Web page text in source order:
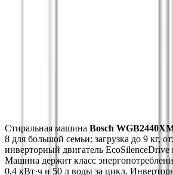
Стиральная машина Bosch
8 для большой семьи: загрузка до 9 кг,
инверторный двигатель EcoSilenceDrive
Машина держит класс
0,4 кВт·ч и 50 л воды за цикл.